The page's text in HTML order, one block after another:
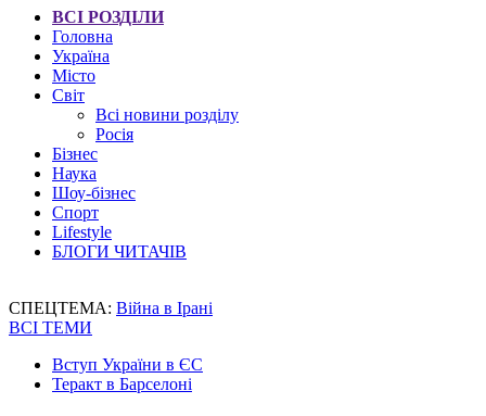
ВСІ РОЗДІЛИ
Головна
Україна
Місто
Світ
Всі новини розділу
Росія
Бізнес
Наука
Шоу-бізнес
Спорт
Lifestyle
БЛОГИ ЧИТАЧІВ
СПЕЦТЕМА: Війна в Ірані
ВСІ ТЕМИ
Вступ України в ЄС
Теракт в Барселоні